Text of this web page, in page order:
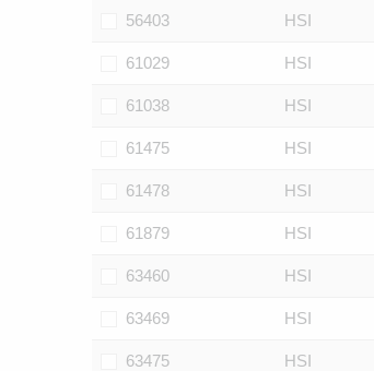
56403 HSI
61029 HSI
61038 HSI
61475 HSI
61478 HSI
61879 HSI
63460 HSI
63469 HSI
63475 HSI